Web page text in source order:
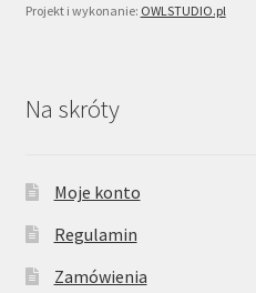
Projekt i wykonanie: OWLSTUDIO.pl
Na skróty
Moje konto
Regulamin
Zamówienia